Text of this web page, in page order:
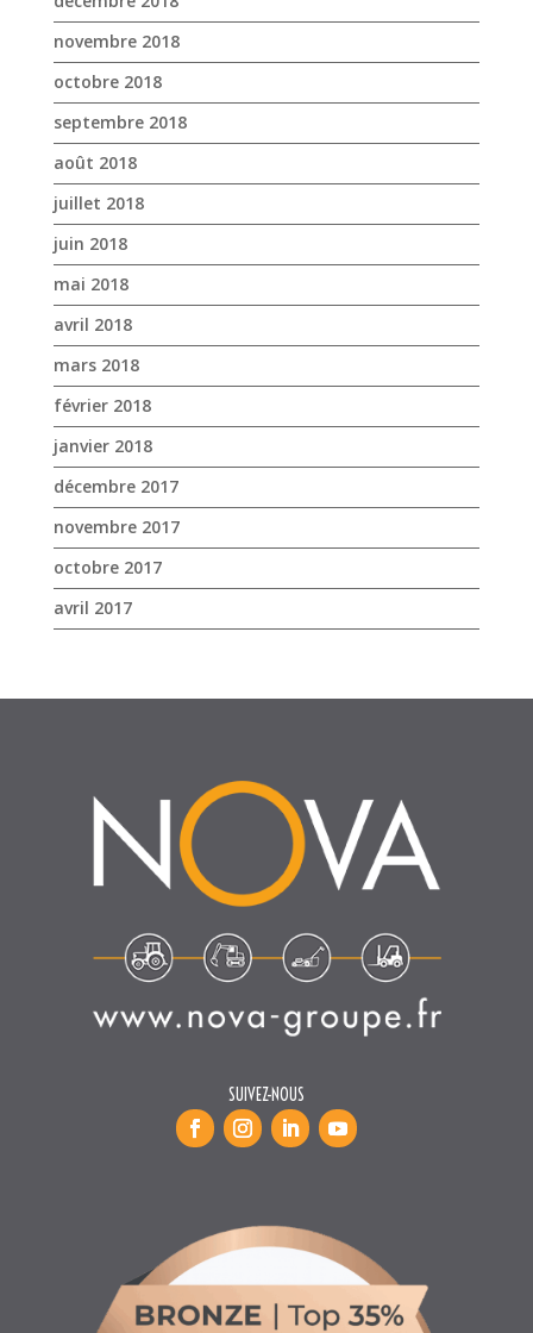
novembre 2018
octobre 2018
septembre 2018
août 2018
juillet 2018
juin 2018
mai 2018
avril 2018
mars 2018
février 2018
janvier 2018
décembre 2017
novembre 2017
octobre 2017
avril 2017
SUIVEZ-NOUS